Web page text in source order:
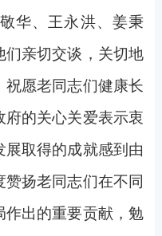
华、王永洪、姜秉
们亲切交谈，关切地
愿老同志们健康长
的关心关爱表示衷
取得的成就感到由
扬老同志们在不同
作出的重要贡献，勉